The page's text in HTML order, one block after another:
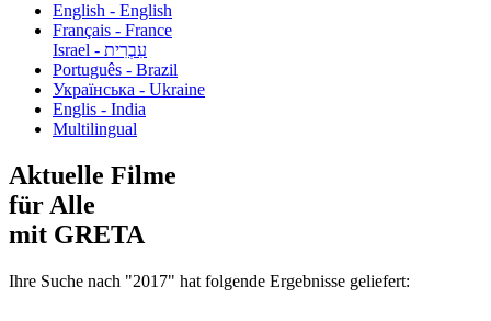
English - English
Français - France
עִבְרִית - Israel
Português - Brazil
Українська - Ukraine
Englis - India
Multilingual
Aktuelle Filme
für Alle
mit GRETA
Ihre Suche nach "2017" hat folgende Ergebnisse geliefert: